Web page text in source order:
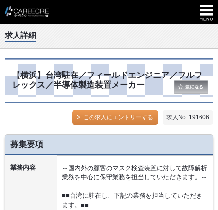
求人詳細
【横浜】台湾駐在／フィールドエンジニア／フルフ
レックス／半導体製造装置メーカー
この求人にエントリーする 求人No. 191606
募集要項
業務内容
～国内外の顧客のマスク検査装置に対して故障解析
業務を中心に保守業務を担当していただきます。～
■■台湾に駐在し、下記の業務を担当していただき
ます。■■